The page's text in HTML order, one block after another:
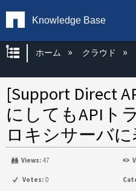
Knowledge Base
グローバル階層
ホーム クラウド
[Support Direct
にしてもAPIト
ロキシサーバ
Views: 47
Votes: 0